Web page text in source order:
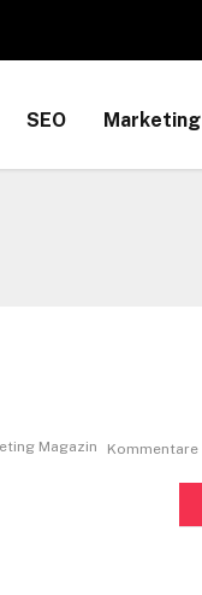
SEO Marketing
Kommentare